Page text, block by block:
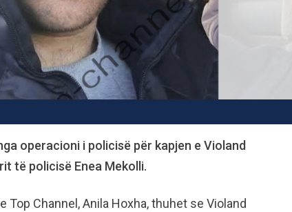
operacioni i policisë për kapjen e Violand
të policisë Enea Mekolli.
Channel, Anila Hoxha, thuhet se Violand